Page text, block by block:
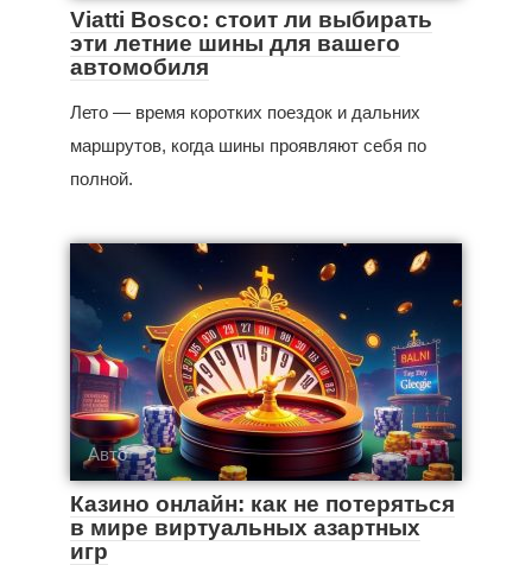
Viatti Bosco: стоит ли выбирать
эти летние шины для вашего
автомобиля
Лето — время коротких поездок и дальних
маршрутов, когда шины проявляют себя по
полной.
Авто
Казино онлайн: как не потеряться
в мире виртуальных азартных
игр